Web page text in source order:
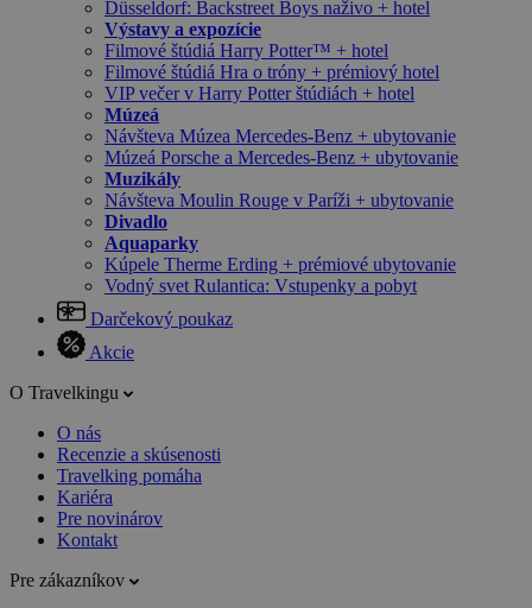
Düsseldorf: Backstreet Boys naživo + hotel
Výstavy a expozície
Filmové štúdiá Harry Potter™ + hotel
Filmové štúdiá Hra o tróny + prémiový hotel
VIP večer v Harry Potter štúdiách + hotel
Múzeá
Návšteva Múzea Mercedes-Benz + ubytovanie
Múzeá Porsche a Mercedes-Benz + ubytovanie
Muzikály
Návšteva Moulin Rouge v Paríži + ubytovanie
Divadlo
Aquaparky
Kúpele Therme Erding + prémiové ubytovanie
Vodný svet Rulantica: Vstupenky a pobyt
Darčekový poukaz
Akcie
O Travelkingu
O nás
Recenzie a skúsenosti
Travelking pomáha
Kariéra
Pre novinárov
Kontakt
Pre zákazníkov